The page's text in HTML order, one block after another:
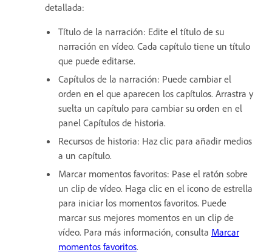
detallada:
Título de la narración: Edite el título de su
narración en vídeo. Cada capítulo tiene un título
que puede editarse.
Capítulos de la narración: Puede cambiar el
orden en el que aparecen los capítulos. Arrastra y
suelta un capítulo para cambiar su orden en el
panel Capítulos de historia.
Recursos de historia: Haz clic para añadir medios
a un capítulo.
Marcar momentos favoritos: Pase el ratón sobre
un clip de vídeo. Haga clic en el icono de estrella
para iniciar los momentos favoritos. Puede
marcar sus mejores momentos en un clip de
vídeo. Para más información, consulta Marcar
momentos favoritos.